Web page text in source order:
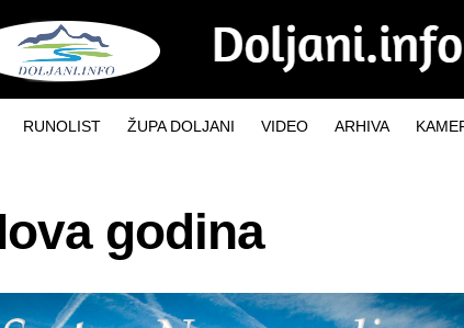
RUNOLIST ŽUPA DOLJANI VIDEO ARHIVA
godina